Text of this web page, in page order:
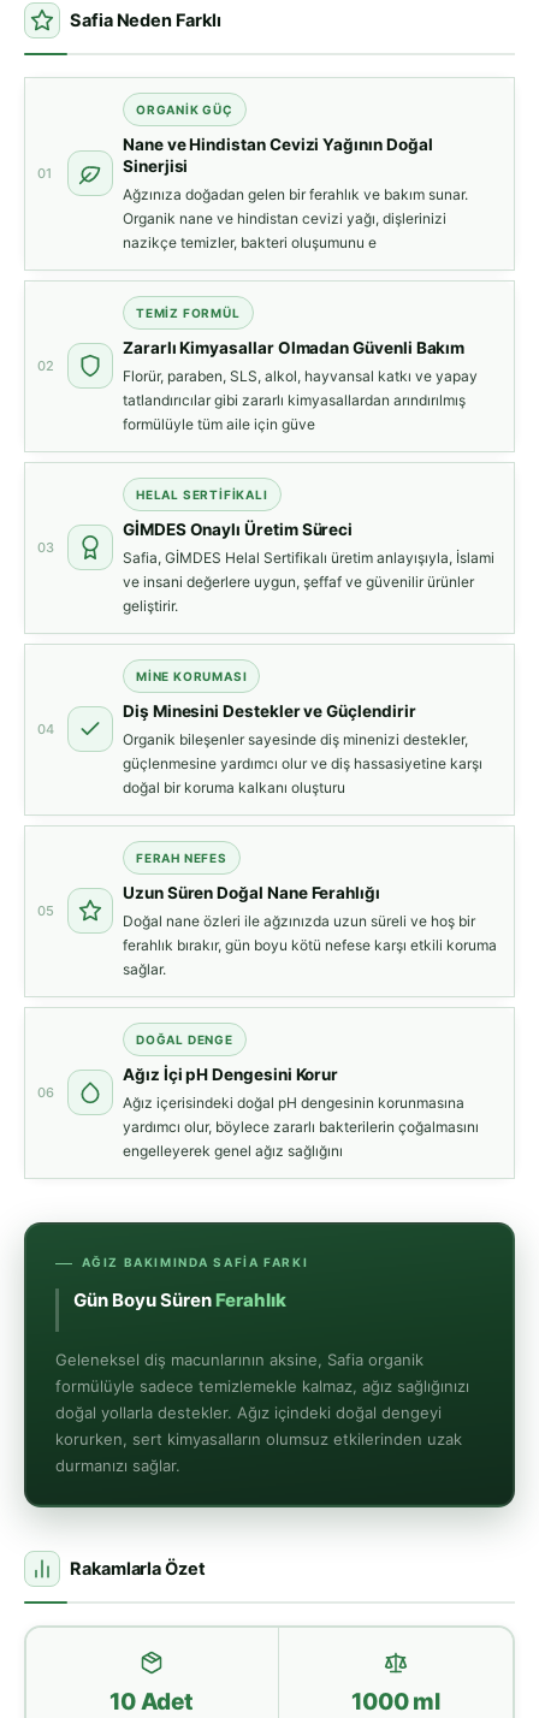
Safia Neden Farklı
01
ORGANİK GÜÇ
Nane ve Hindistan Cevizi Yağının Doğal
Sinerjisi
Ağzınıza doğadan gelen bir ferahlık ve bakım sunar.
Organik nane ve hindistan cevizi yağı, dişlerinizi
nazikçe temizler, bakteri oluşumunu e
02
TEMİZ FORMÜL
Zararlı Kimyasallar Olmadan Güvenli Bakım
Florür, paraben, SLS, alkol, hayvansal katkı ve yapay
tatlandırıcılar gibi zararlı kimyasallardan arındırılmış
formülüyle tüm aile için güve
03
HELAL SERTİFİKALI
GİMDES Onaylı Üretim Süreci
Safia, GİMDES Helal Sertifikalı üretim anlayışıyla, İslami
ve insani değerlere uygun, şeffaf ve güvenilir ürünler
geliştirir.
04
MİNE KORUMASI
Diş Minesini Destekler ve Güçlendirir
Organik bileşenler sayesinde diş minenizi destekler,
güçlenmesine yardımcı olur ve diş hassasiyetine karşı
doğal bir koruma kalkanı oluşturu
05
FERAH NEFES
Uzun Süren Doğal Nane Ferahlığı
Doğal nane özleri ile ağzınızda uzun süreli ve hoş bir
ferahlık bırakır, gün boyu kötü nefese karşı etkili koruma
sağlar.
06
DOĞAL DENGE
Ağız İçi pH Dengesini Korur
Ağız içerisindeki doğal pH dengesinin korunmasına
yardımcı olur, böylece zararlı bakterilerin çoğalmasını
engelleyerek genel ağız sağlığını
AĞIZ BAKIMINDA SAFIA FARKI
Gün Boyu Süren Fer
Geleneksel diş macunlarının aksine, Safia organik
formülüyle sadece temizlemekle kalmaz, ağız sağlığınızı
doğal yollarla destekler. Ağız içindeki doğal dengeyi
korurken, sert kimyasalların olumsuz etkilerinden uzak
durmanızı sağlar.
Rakamlarla Özet
10 Adet 1000 ml